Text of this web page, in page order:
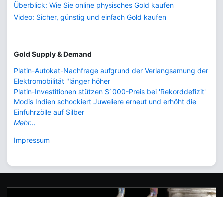
Überblick: Wie Sie online physisches Gold kaufen
Video: Sicher, günstig und einfach Gold kaufen
Gold Supply & Demand
Platin-Autokat-Nachfrage aufgrund der Verlangsamung der
Elektromobilität "länger höher
Platin-Investitionen stützen $1000-Preis bei 'Rekorddefizit'
Modis Indien schockiert Juweliere erneut und erhöht die
Einfuhrzölle auf Silber
Mehr...
Impressum